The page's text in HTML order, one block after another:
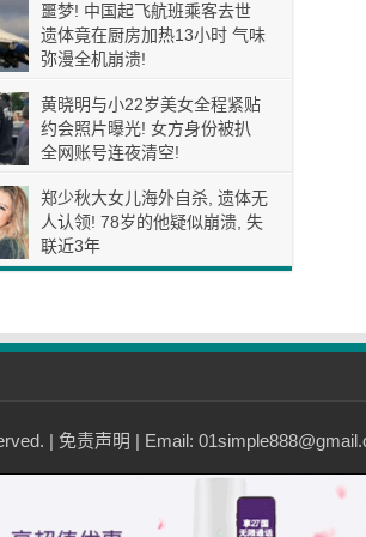
噩梦! 中国起飞航班乘客去世
遗体竟在厨房加热13小时 气味
弥漫全机崩溃!
黄晓明与小22岁美女全程紧贴
约会照片曝光! 女方身份被扒
全网账号连夜清空!
郑少秋大女儿海外自杀, 遗体无
人认领! 78岁的他疑似崩溃, 失
联近3年
| 免责声明 | Email: